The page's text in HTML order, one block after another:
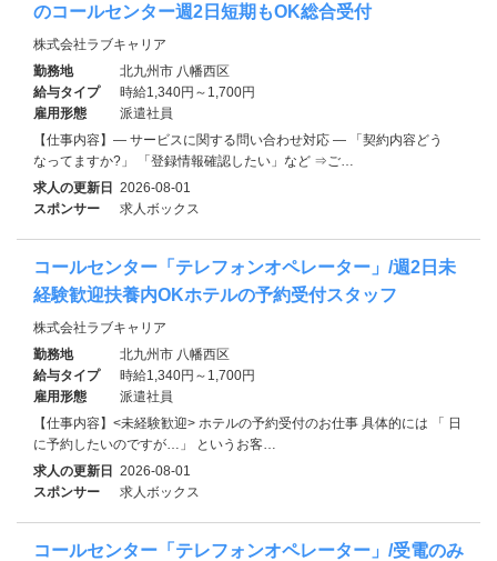
のコールセンター週2日短期もOK総合受付
株式会社ラブキャリア
勤務地
北九州市 八幡西区
給与タイプ
時給1,340円～1,700円
雇用形態
派遣社員
【仕事内容】― サービスに関する問い合わせ対応 ― 「契約内容どう
なってますか?」 「登録情報確認したい」など ⇒ご…
求人の更新日 2026-08-01
スポンサー
求人ボックス
コールセンター「テレフォンオペレーター」/週2日未
経験歓迎扶養内OKホテルの予約受付スタッフ
株式会社ラブキャリア
勤務地
北九州市 八幡西区
給与タイプ
時給1,340円～1,700円
雇用形態
派遣社員
【仕事内容】<未経験歓迎> ホテルの予約受付のお仕事 具体的には 「 日
に予約したいのですが…」 というお客…
求人の更新日 2026-08-01
スポンサー
求人ボックス
コールセンター「テレフォンオペレーター」/受電のみ